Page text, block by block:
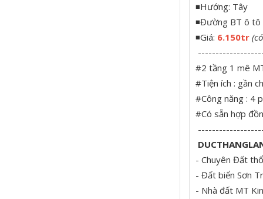
◾Hướng: Tây
◾Đường BT ô tô
◾Giá: 6.150tr
#2 tầng 1 mê
#Tiện ích : gần
#Công năng : 4
#Có sẵn hợp
- Chuyên Đất
- Đất biển Sơn
- Nhà đất MT